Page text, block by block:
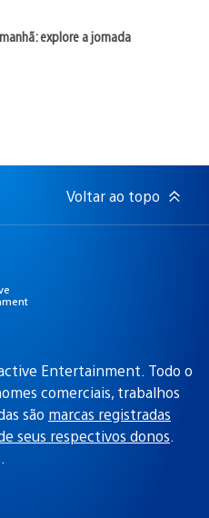
explore a jornada
Voltar ao topo
Entertainment. Todo o
comerciais, trabalhos
são marcas registradas
seus respectivos donos.